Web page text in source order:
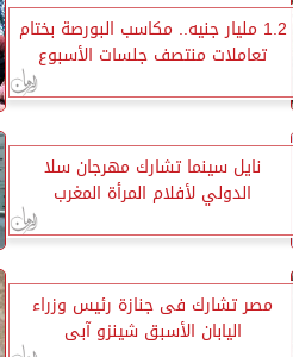
1.2 مليار جنيه.. مكاسب البورصة بختام
تعاملات منتصف جلسات الأسبوع
نايل سينما تشارك مهرجان سلا
الدولي لأفلام المرأة المغرب
مصر تشارك فى جنازة رئيس وزراء
اليابان الأسبق شينزو آبى